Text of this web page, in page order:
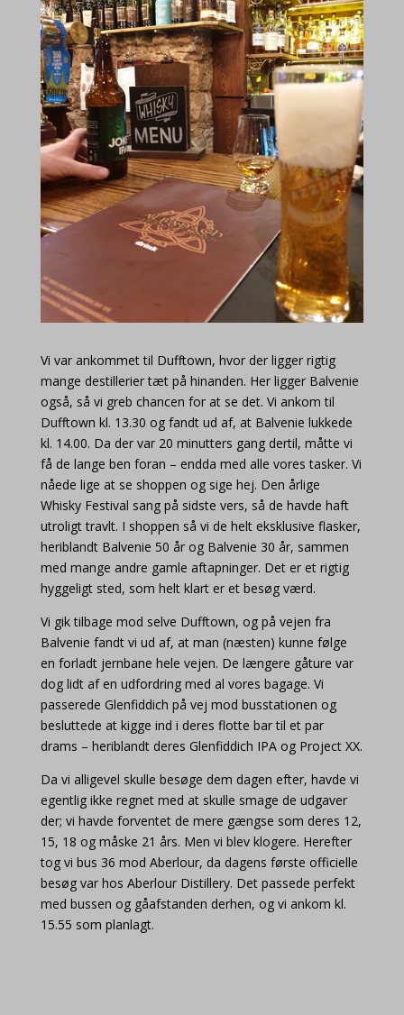
Vi var ankommet til Dufftown, hvor der ligger rigtig
mange destillerier tæt på hinanden. Her ligger Balvenie
også, så vi greb chancen for at se det. Vi ankom til
Dufftown kl. 13.30 og fandt ud af, at Balvenie lukkede
kl. 14.00. Da der var 20 minutters gang dertil, måtte vi
få de lange ben foran – endda med alle vores tasker. Vi
nåede lige at se shoppen og sige hej. Den årlige
Whisky Festival sang på sidste vers, så de havde haft
utroligt travlt. I shoppen så vi de helt eksklusive flasker,
heriblandt Balvenie 50 år og Balvenie 30 år, sammen
med mange andre gamle aftapninger. Det er et rigtig
hyggeligt sted, som helt klart er et besøg værd.
Vi gik tilbage mod selve Dufftown, og på vejen fra
Balvenie fandt vi ud af, at man (næsten) kunne følge
en forladt jernbane hele vejen. De længere gåture var
dog lidt af en udfordring med al vores bagage. Vi
passerede Glenfiddich på vej mod busstationen og
besluttede at kigge ind i deres flotte bar til et par
drams – heriblandt deres Glenfiddich IPA og Project XX.
Da vi alligevel skulle besøge dem dagen efter, havde vi
egentlig ikke regnet med at skulle smage de udgaver
der; vi havde forventet de mere gængse som deres 12,
15, 18 og måske 21 års. Men vi blev klogere. Herefter
tog vi bus 36 mod Aberlour, da dagens første officielle
besøg var hos Aberlour Distillery. Det passede perfekt
med bussen og gåafstanden derhen, og vi ankom kl.
15.55 som planlagt.